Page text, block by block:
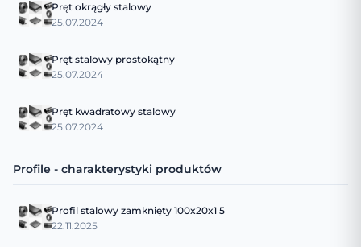
Pręt okrągły stalowy
25.07.2024
Pręt stalowy prostokątny
25.07.2024
Pręt kwadratowy stalowy
25.07.2024
Profile - charakterystyki produktów
Profil stalowy zamknięty 100x20x1 5
22.11.2025